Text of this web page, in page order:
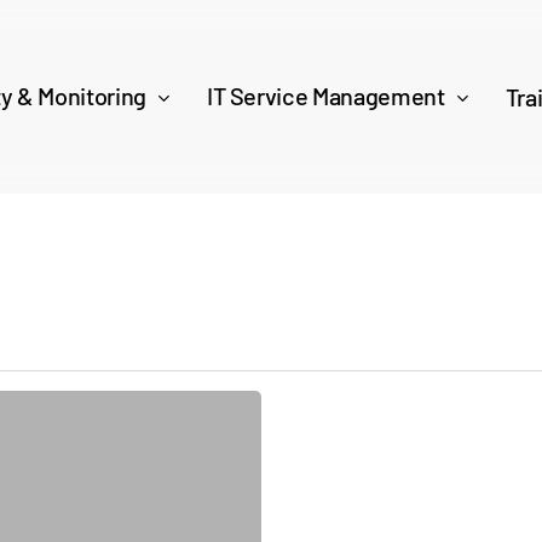
& Monitoring IT Service Management